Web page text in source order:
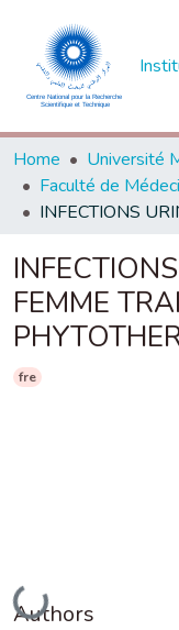
Home
FEMME
fre
Loading...
Authors